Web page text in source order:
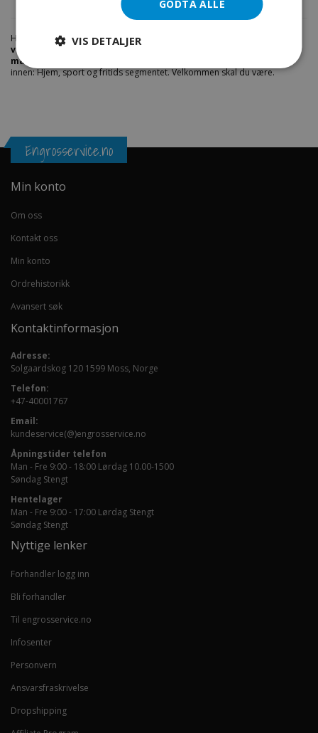
Hos engrosservice.no får du kjøpt
vertikal aksel
til markedets beste priser. Bestill en
maskiner
innen: Hjem, sport og fritids segmentet. Velkommen skal du være.
Engrosservice.no
Min konto
Om oss
Kontakt oss
Min konto
Ordrehistorikk
Avansert søk
Kontaktinformasjon
Adresse:
Solgaardskog 120 1599 Moss, Norge
Telefon:
+47-40001767
Email:
kundeservice(@)engrosservice.no
Åpningstider telefon
Man - Fre 9:00 - 18:00 Lørdag 10.00-1500
Søndag Stengt
Hentelager
Man - Fre 9:00 - 17:00 Lørdag Stengt
Søndag Stengt
Nyttige lenker
Forhandler logg inn
Bli forhandler
Til engrosservice.no
Infosenter
Personvern
Ansvarsfraskrivelse
Dropshipping
GODTA ALLE
VIS DETALJER